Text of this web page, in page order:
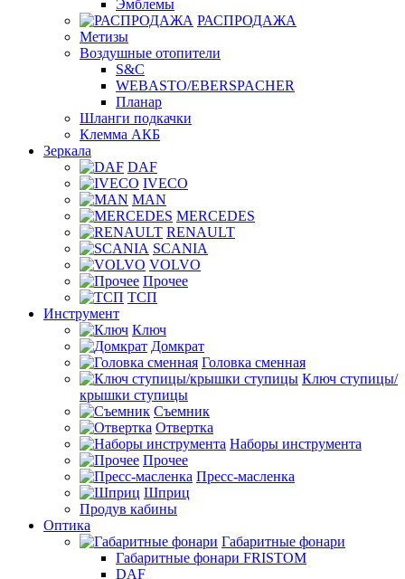
Эмблемы
РАСПРОДАЖА
Метизы
Воздушные отопители
S&C
WEBASTO/EBERSPACHER
Планар
Шланги подкачки
Клемма АКБ
Зеркала
DAF
IVECO
MAN
MERCEDES
RENAULT
SCANIA
VOLVO
Прочее
ТСП
Инструмент
Ключ
Домкрат
Головка сменная
Ключ ступицы/
крышки ступицы
Съемник
Отвертка
Наборы инструмента
Прочее
Пресс-масленка
Шприц
Продув кабины
Оптика
Габаритные фонари
Габаритные фонари FRISTOM
DAF